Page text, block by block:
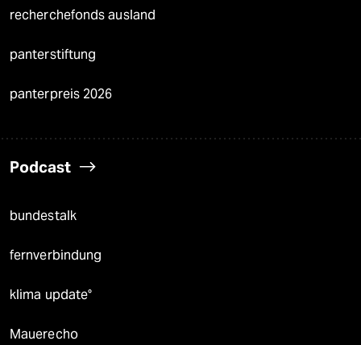
recherchefonds ausland
panterstiftung
panterpreis 2026
Podcast
bundestalk
fernverbindung
klima update°
Mauerecho